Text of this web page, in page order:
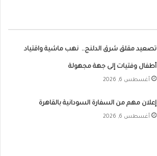
تصعيد مقلق شرق الدلنج.. نهب ماشية واقتياد
أطفال وفتيات إلى جهة مجهولة
أغسطس 6, 2026
إعلان مهم من السفارة السودانية بالقاهرة
أغسطس 6, 2026